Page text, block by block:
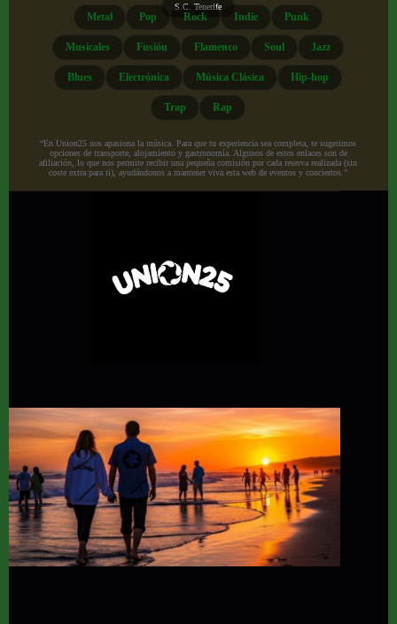
S.C. Tenerife
Metal Pop Rock Indie Punk
Musicales Fusión Flamenco Soul Jazz
Blues Electrónica Música Clásica Hip-hop
Trap Rap
“En Union25 nos apasiona la música. Para que tu experiencia sea completa, te sugerimos
opciones de transporte, alojamiento y gastronomía. Algunos de estos enlaces son de
afiliación, lo que nos permite recibir una pequeña comisión por cada reserva realizada (sin
coste extra para ti), ayudándonos a mantener viva esta web de eventos y conciertos.”